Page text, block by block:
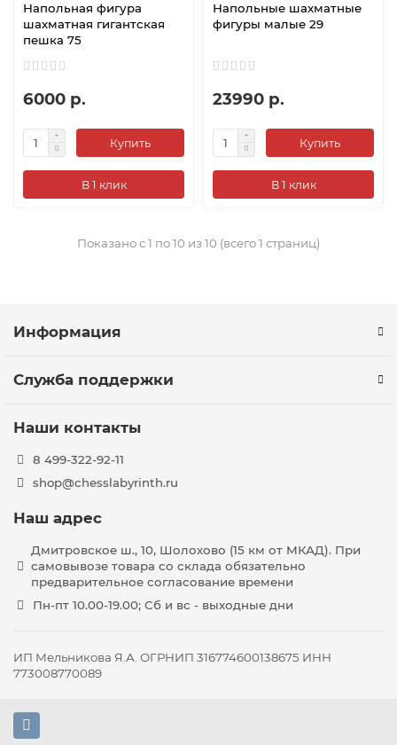
Напольная фигура
шахматная гигантская
пешка 75
6000 р.
Купить
В 1 клик
Напольные шахматные
фигуры малые 29
23990 р.
Купить
В 1 клик
Показано с 1 по 10 из 10 (всего 1 страниц)
Информация
Служба поддержки
Наши контакты
8 499-322-92-11
shop@chesslabyrinth.ru
Наш адрес
Дмитровское ш., 10, Шолохово (15 км от МКАД). При
самовывозе товара со склада обязательно
предварительное согласование времени
Пн-пт 10.00-19.00; Сб и вс - выходные дни
ИП Мельникова Я.А. ОГРНИП 316774600138675 ИНН
773008770089